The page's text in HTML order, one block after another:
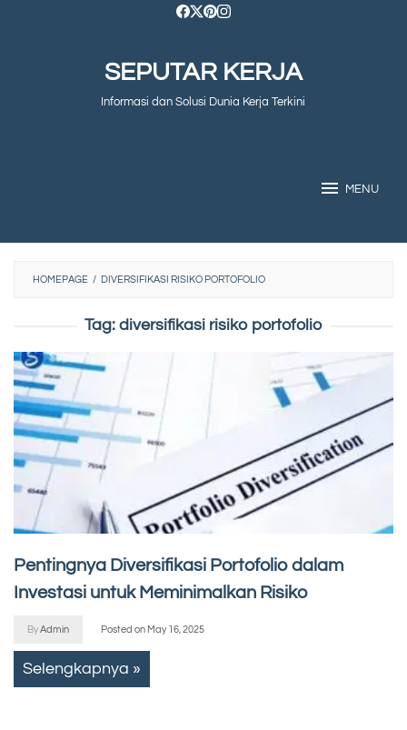
SEPUTAR KERJA
Informasi dan Solusi Dunia Kerja Terkini
MENU
HOMEPAGE / DIVERSIFIKASI RISIKO PORTOFOLIO
Tag:diversifikasi risiko portofolio
Pentingnya Diversifikasi Portofolio dalam
Investasi untuk Meminimalkan Risiko
ByAdmin Posted on May 16, 2025
Selengkapnya »